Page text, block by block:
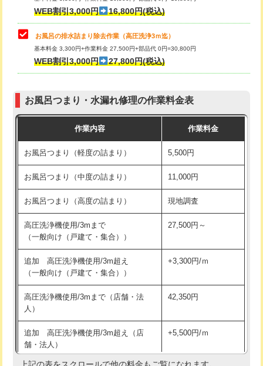
小便器トイレ脱着
その他部品の脱着 8,800円～
交換・取付（タンク）
交換・取付（普通便座） 11,000円+材料費
交換・取付（温水洗浄便座） 16,500円+材料費
交換・取付(単水栓（壁付・デッキ
式）)
13,200円+材料費
交換・取付(混合水栓（壁付・デッキ
式・ワンホール）)
16,500円+材料費
交換・取付(排水栓・排水トラップ
（P/S/ポップアップ））
22,000円+材料費
交換・取付（その他部品） 11,000円+材料費
持込商品取付（単水栓） 13,200円
持込商品取付（混合水栓）
持込商品取付（浄水器・分岐水栓） 16,500円
持込商品取付（温水洗浄便座） 22,000円
WEB割引3,000円 16,800円(税込)
お風呂の排水詰まり除去作業（高圧洗浄3ｍ迄）
基本料金 3,300円+作業料金 27,500円+部品代 0円=30,800円
WEB割引3,000円 27,800円(税込)
お風呂つまり・水漏れ修理の作業料金表
作業内容 作業料金
お風呂つまり（軽度の詰まり） 5,500円
お風呂つまり（中度の詰まり） 11,000円
お風呂つまり（高度の詰まり） 現地調査
高圧洗浄機使用/3mまで
（一般向け（戸建て・集合））
27,500円～
追加 高圧洗浄機使用/3m超え
（一般向け（戸建て・集合））
+3,300円/ｍ
高圧洗浄機使用/3mまで（店舗・法
人）
42,350円
追加 高圧洗浄機使用/3m超え（店
舗・法人）
+5,500円/ｍ